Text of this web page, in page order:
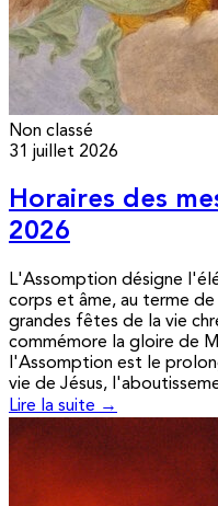
Non classé
31 juillet 2026
Horaires des
2026
L'Assomption désigne
corps et âme, au terme
grandes fêtes de la vie
commémore la gloire de
l'Assomption est le
vie de Jésus,
Lire la suite →